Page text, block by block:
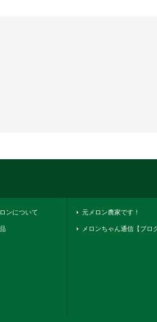
ンについて 元メロン農家です！
メロンちゃん通信【ブロ